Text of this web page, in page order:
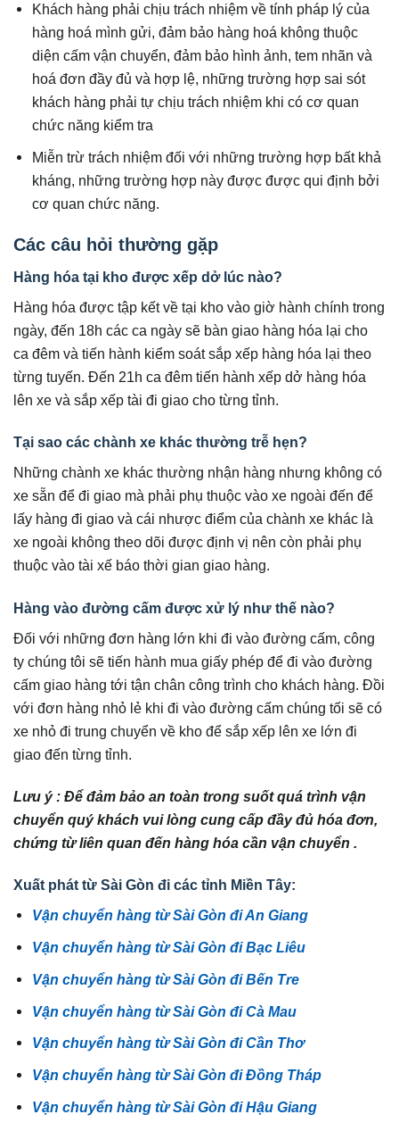
Khách hàng phải chịu trách nhiệm về tính pháp lý của
hàng hoá mình gửi, đảm bảo hàng hoá không thuộc
diện cấm vận chuyển, đảm bảo hình ảnh, tem nhãn và
hoá đơn đầy đủ và hợp lệ, những trường hợp sai sót
khách hàng phải tự chịu trách nhiệm khi có cơ quan
chức năng kiểm tra
Miễn trừ trách nhiệm đối với những trường hợp bất khả
kháng, những trường hợp này được được qui định bởi
cơ quan chức năng.
Các câu hỏi thường gặp
Hàng hóa tại kho được xếp dở lúc nào?
Hàng hóa được tập kết về tại kho vào giờ hành chính trong
ngày, đến 18h các ca ngày sẽ bàn giao hàng hóa lại cho
ca đêm và tiến hành kiểm soát sắp xếp hàng hóa lại theo
từng tuyến. Đến 21h ca đêm tiến hành xếp dở hàng hóa
lên xe và sắp xếp tài đi giao cho từng tỉnh.
Tại sao các chành xe khác thường trễ hẹn?
Những chành xe khác thường nhận hàng nhưng không có
xe sẵn để đi giao mà phải phụ thuộc vào xe ngoài đến để
lấy hàng đi giao và cái nhược điểm của chành xe khác là
xe ngoài không theo dõi được định vị nên còn phải phụ
thuộc vào tài xế báo thời gian giao hàng.
Hàng vào đường cấm được xử lý như thế nào?
Đối với những đơn hàng lớn khi đi vào đường cấm, công
ty chúng tôi sẽ tiến hành mua giấy phép để đi vào đường
cấm giao hàng tới tận chân công trình cho khách hàng. Đồi
với đơn hàng nhỏ lẻ khi đi vào đường cấm chúng tối sẽ có
xe nhỏ đi trung chuyển về kho để sắp xếp lên xe lớn đi
giao đến từng tỉnh.
Lưu ý : Để đảm bảo an toàn trong suốt quá trình vận
chuyển quý khách vui lòng cung cấp đầy đủ hóa đơn,
chứng từ liên quan đến hàng hóa cần vận chuyển .
Xuất phát từ Sài Gòn đi các tỉnh Miền Tây:
Vận chuyển hàng từ Sài Gòn đi An Giang
Vận chuyển hàng từ Sài Gòn đi Bạc Liêu
Vận chuyển hàng từ Sài Gòn đi Bến Tre
Vận chuyển hàng từ Sài Gòn đi Cà Mau
Vận chuyển hàng từ Sài Gòn đi Cần Thơ
Vận chuyển hàng từ Sài Gòn đi Đồng Tháp
Vận chuyển hàng từ Sài Gòn đi Hậu Giang